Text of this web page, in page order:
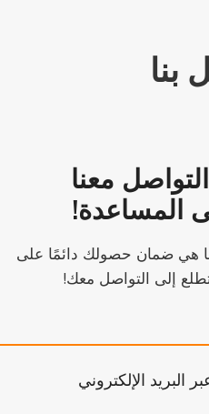
بنا
معنا
المساعدة!
هي ضمان حصولك دائمًا على
البريد الإلكتروني